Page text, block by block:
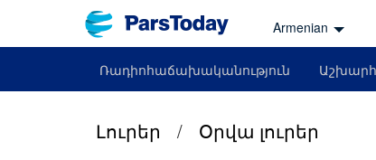
Armenian
Ռադիոհաճախականություն Աշխարհ
Լուրեր / Օրվա լուրեր